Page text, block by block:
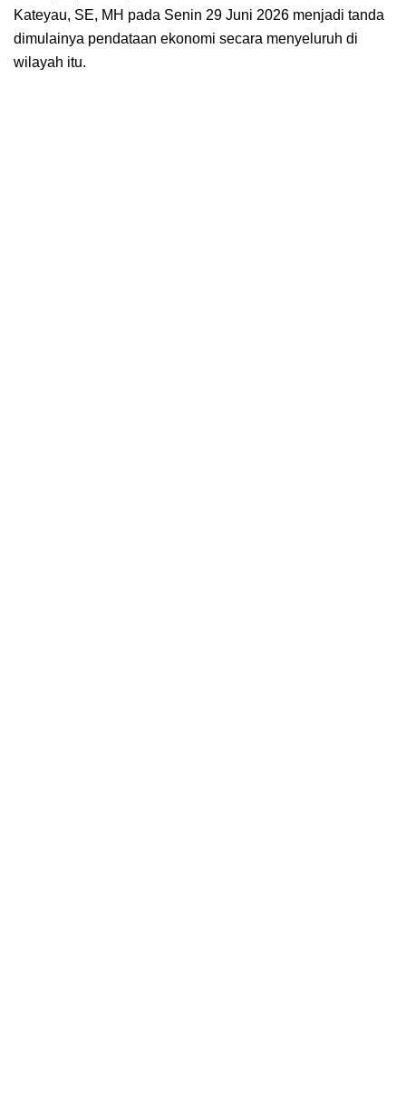
Kateyau, SE, MH pada Senin 29 Juni 2026 menjadi tanda
dimulainya pendataan ekonomi secara menyeluruh di
wilayah itu.